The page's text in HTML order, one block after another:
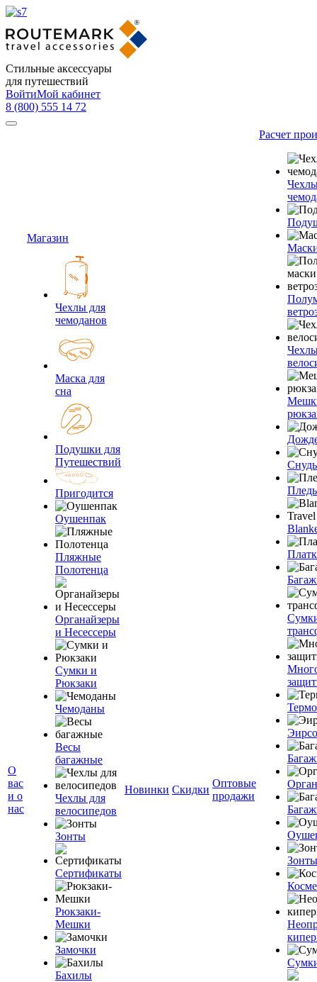
Стильные аксессуары
для путешествий
ВойтиМой кабинет
8 (800) 555 14 72
О
вас
и о
нас
Магазин
Чехлы для
чемоданов
Маска для
сна
Подушки для
Путешествий
Пригодится
Оушенпак
Пляжные
Полотенца
Органайзеры
и Несессеры
Сумки и
Рюкзаки
Чемоданы
Весы
багажные
Чехлы для
велосипедов
Зонты
Сертификаты
Рюкзаки-
Мешки
Замочки
Бахилы
Новинки Скидки
Оптовые
продажи
Расчет
Зонты